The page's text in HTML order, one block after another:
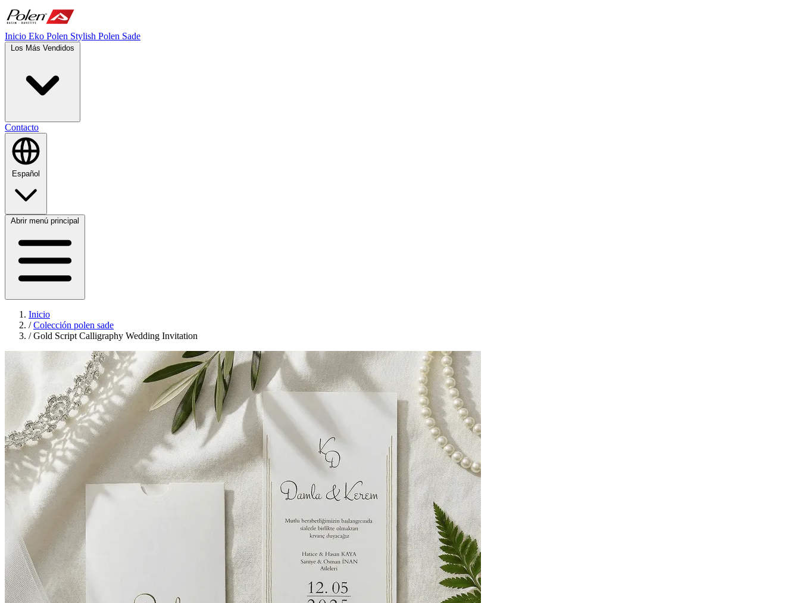
Inicio Eko Polen Stylish Polen Sade
Contacto
Abrir menú principal
Inicio
/ Colección polen sade
/ Gold Script Calligraphy Wedding Invitation